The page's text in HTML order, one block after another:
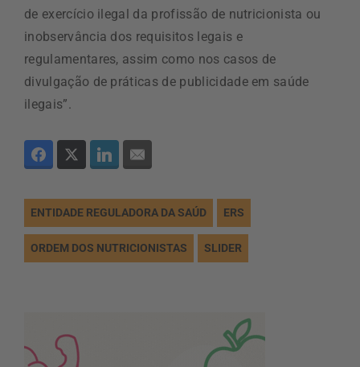
de exercício ilegal da profissão de nutricionista ou
inobservância dos requisitos legais e
regulamentares, assim como nos casos de
divulgação de práticas de publicidade em saúde
ilegais”.
ENTIDADE REGULADORA DA SAÚD ERS
ORDEM DOS NUTRICIONISTAS SLIDER